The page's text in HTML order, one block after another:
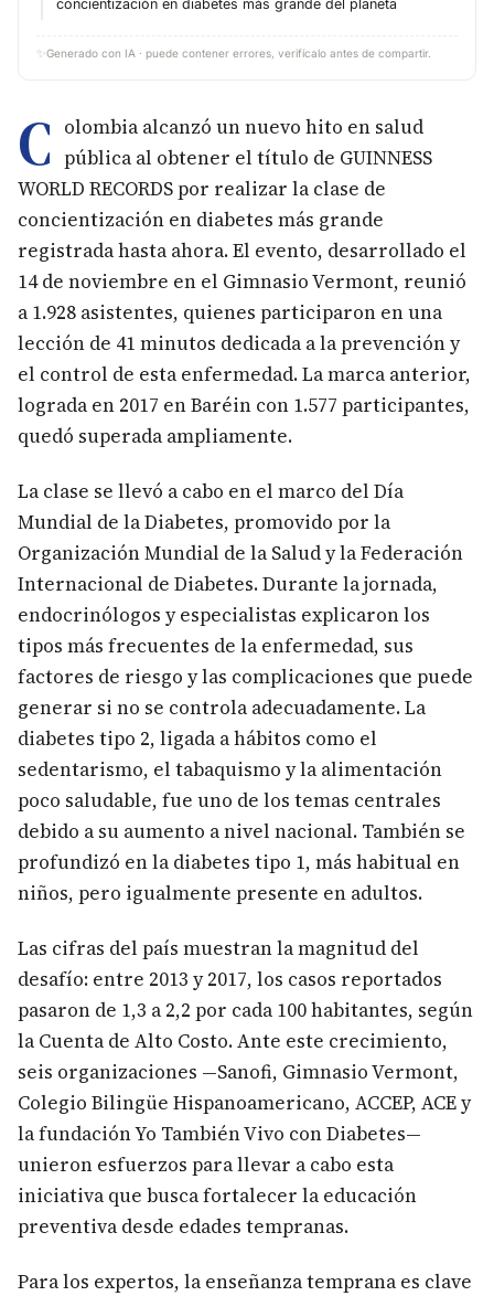
concientización en diabetes más grande del planeta
✨ Generado con IA · puede contener errores, verifícalo antes de compartir.
C olombia alcanzó un nuevo hito en salud
pública al obtener el título de GUINNESS
WORLD RECORDS por realizar la clase de
concientización en diabetes más grande
registrada hasta ahora. El evento, desarrollado el
14 de noviembre en el Gimnasio Vermont, reunió
a 1.928 asistentes, quienes participaron en una
lección de 41 minutos dedicada a la prevención y
el control de esta enfermedad. La marca anterior,
lograda en 2017 en Baréin con 1.577 participantes,
quedó superada ampliamente.
La clase se llevó a cabo en el marco del Día
Mundial de la Diabetes, promovido por la
Organización Mundial de la Salud y la Federación
Internacional de Diabetes. Durante la jornada,
endocrinólogos y especialistas explicaron los
tipos más frecuentes de la enfermedad, sus
factores de riesgo y las complicaciones que puede
generar si no se controla adecuadamente. La
diabetes tipo 2, ligada a hábitos como el
sedentarismo, el tabaquismo y la alimentación
poco saludable, fue uno de los temas centrales
debido a su aumento a nivel nacional. También se
profundizó en la diabetes tipo 1, más habitual en
niños, pero igualmente presente en adultos.
Las cifras del país muestran la magnitud del
desafío: entre 2013 y 2017, los casos reportados
pasaron de 1,3 a 2,2 por cada 100 habitantes, según
la Cuenta de Alto Costo. Ante este crecimiento,
seis organizaciones —Sanofi, Gimnasio Vermont,
Colegio Bilingüe Hispanoamericano, ACCEP, ACE y
la fundación Yo También Vivo con Diabetes—
unieron esfuerzos para llevar a cabo esta
iniciativa que busca fortalecer la educación
preventiva desde edades tempranas.
Para los expertos, la enseñanza temprana es clave